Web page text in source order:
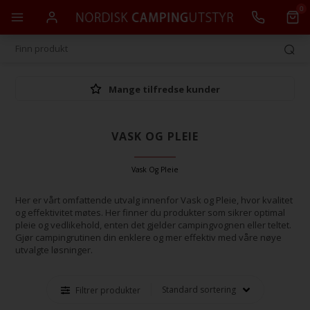
0
Mange tilfredse kunder
VASK OG PLEIE
Vask Og Pleie
Her er vårt omfattende utvalg innenfor Vask og Pleie, hvor kvalitet
og effektivitet møtes. Her finner du produkter som sikrer optimal
pleie og vedlikehold, enten det gjelder campingvognen eller teltet.
Gjør campingrutinen din enklere og mer effektiv med våre nøye
utvalgte løsninger.
Filtrer produkter